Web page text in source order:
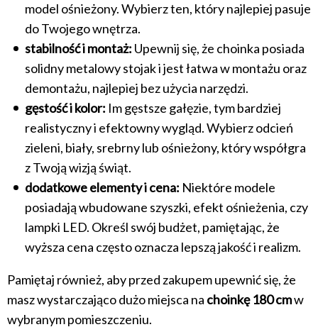
model ośnieżony. Wybierz ten, który najlepiej pasuje
do Twojego wnętrza.
stabilność i montaż: Upewnij się, że choinka posiada
solidny metalowy stojak i jest łatwa w montażu oraz
demontażu, najlepiej bez użycia narzędzi.
gęstość i kolor: Im gęstsze gałęzie, tym bardziej
realistyczny i efektowny wygląd. Wybierz odcień
zieleni, biały, srebrny lub ośnieżony, który współgra
z Twoją wizją świąt.
dodatkowe elementy i cena: Niektóre modele
posiadają wbudowane szyszki, efekt ośnieżenia, czy
lampki LED. Określ swój budżet, pamiętając, że
wyższa cena często oznacza lepszą jakość i realizm.
Pamiętaj również, aby przed zakupem upewnić się, że
masz wystarczająco dużo miejsca na choinkę 180 cmw
wybranym pomieszczeniu.